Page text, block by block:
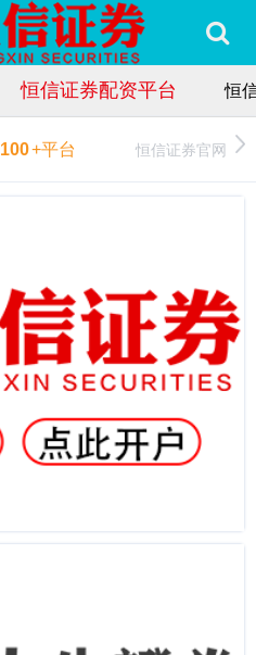
恒信证券配资平台 恒
100+平台 恒信证券官网